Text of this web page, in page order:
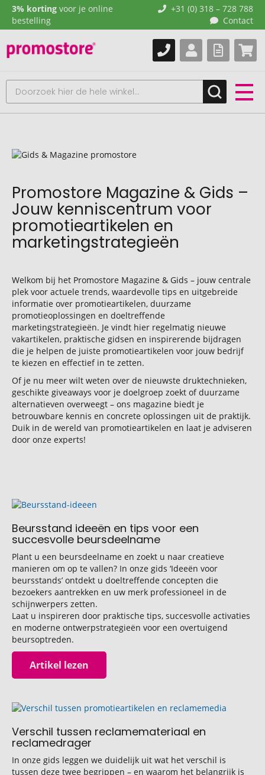
3% korting voor je online
bestelling
+31 (0) 318 – 728 788
Contact
Promostore Magazine & Gids –
Jouw kenniscentrum voor
promotieartikelen en
marketingstrategieën
Welkom bij het Promostore Magazine & Gids – jouw centrale
plek voor actuele trends, waardevolle tips en uitgebreide
informatie over promotieartikelen, duurzame
promotieoplossingen en doeltreffende
marketingstrategieën. Je vindt hier regelmatig nieuwe
vakartikelen, praktische gidsen en inspirerende bijdragen
die je helpen de juiste promotieartikelen voor jouw bedrijf
te kiezen en effectief in te zetten.
Of je nu meer wilt weten over de nieuwste druktechnieken,
geschikte giveaways voor je doelgroep zoekt of duurzame
alternatieven overweegt – ons magazine biedt je
betrouwbare kennis en concrete oplossingen uit de praktijk.
Duik in de wereld van promotieartikelen en laat je adviseren
door onze experts!
Beursstand ideeën en tips voor een
succesvolle beursdeelname
Plant u een beursdeelname en zoekt u naar creatieve
manieren om op te vallen? In onze gids ‘Ideeën voor
beursstands’ ontdekt u doeltreffende concepten die
bezoekers aantrekken en uw merk professioneel in de
schijnwerpers zetten.
Laat u inspireren door praktische tips, succesvolle activaties
en moderne ontwerpstrategieën voor een overtuigend
beursoptreden.
Artikel lezen
Verschil tussen reclamemateriaal en
reclamedrager
In onze gids leggen we duidelijk uit wat het verschil is
tussen deze twee begrippen – en waarom het belangrijk is